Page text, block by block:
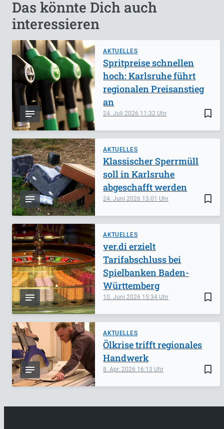
Das könnte Dich auch
interessieren
AKTUELLES
bookmark_border
24. Juli 2026 11:32
Spritpreise schnellen
hoch: Karlsruhe führt
regionalen Preisanstieg
an
AKTUELLES
bookmark_border
24. Juni 2026 13:01
Klassischer Sperrmüll
soll in Karlsruhe
abgeschafft werden
AKTUELLES
bookmark_border
10. Juni 2026 15:34
ver.di erzielt
Tarifabschluss bei
Spielbanken Baden-
Württemberg
AKTUELLES
bookmark_border
8. Apr. 2026 16:13
Ölkrise trifft regionales
Handwerk